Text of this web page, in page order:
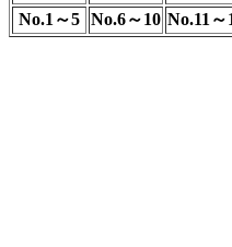
No.1～5 No.6～10 No.11～